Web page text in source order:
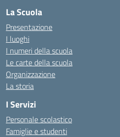
La Scuola
Presentazione
I luoghi
I numeri della scuola
Le carte della scuola
Organizzazione
La storia
I Servizi
Personale scolastico
Famiglie e studenti